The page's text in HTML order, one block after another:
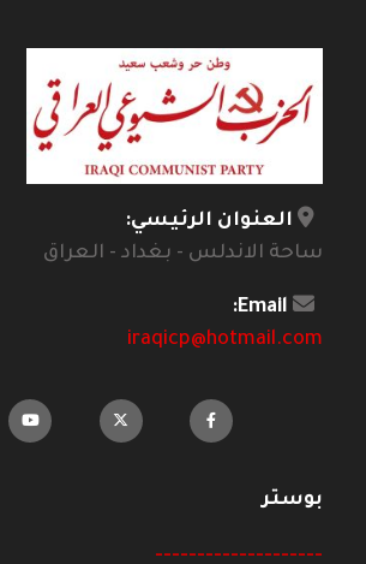
العنوان الرئيسي:
ساحة الاندلس - بغداد - العراق
Email:
iraqicp@hotmail.com
بوستر
--------------------